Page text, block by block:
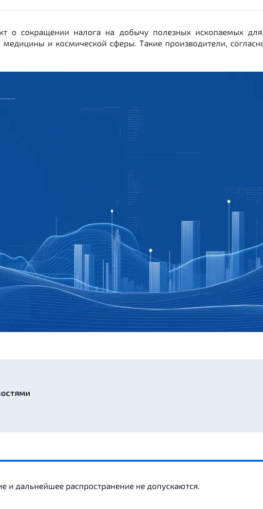
о сокращении налога на добычу полезных ископаемых
и космической сферы. Такие производители,
дальнейшее распространение не допускаются.